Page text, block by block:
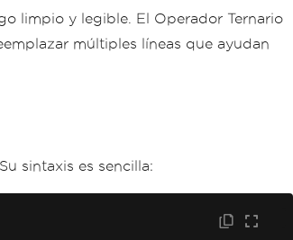
limpio y legible. El Operador Ternario
múltiples líneas que ayudan
sintaxis es sencilla: